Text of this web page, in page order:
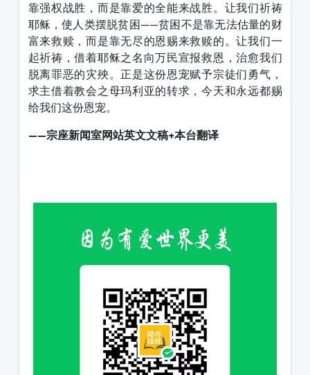
靠强权战胜，而是靠爱的全能来战胜。让我们祈祷
耶稣，使人类摆脱贫困——贫困不是靠无法估量的财
富来救赎，而是靠无尽的恩赐来救赎的。让我们一
起祈祷，借着耶稣之名向万民宣报救恩，治愈我们
脱离罪恶的灾殃。正是这份恩宠赋予宗徒们勇气，
求主借着教会之母玛利亚的转求，今天和永远都赐
给我们这份恩宠。
——宗座新闻室网站英文文稿+本台翻译